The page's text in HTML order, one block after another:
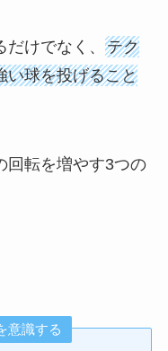
けでなく、 テク
い球を投げること
回転を増やす3つの
意識する